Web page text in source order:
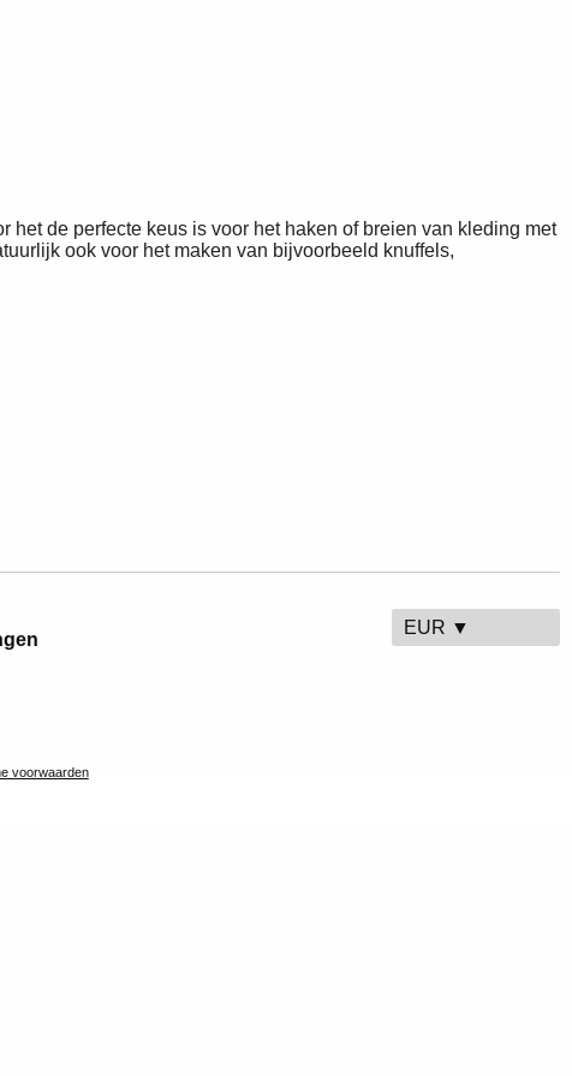
de perfecte keus is voor het haken of breien van kleding met
ook voor het maken van bijvoorbeeld knuffels,
EUR ▼
voorwaarden